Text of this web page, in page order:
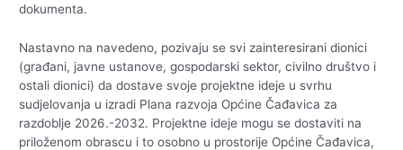
dokumenta.
Nastavno na navedeno, pozivaju se svi zainteresirani dionici
(građani, javne ustanove, gospodarski sektor, civilno društvo i
ostali dionici) da dostave svoje projektne ideje u svrhu
sudjelovanja u izradi Plana razvoja Općine Čađavica za
razdoblje 2026.-2032. Projektne ideje mogu se dostaviti na
priloženom obrascu i to osobno u prostorije Općine Čađavica,